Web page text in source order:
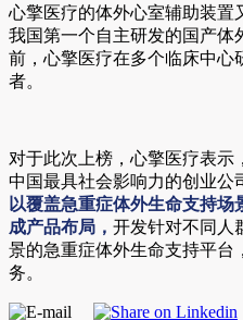
心擎医疗的体外心室辅助装置
我国第一个自主研发的国产体
前，心擎医疗在多个临床中心
者。
对于此次上榜，心擎医疗表示
中国最具社会影响力的创业公
以覆盖急重症体外生命支持
成产品布局， 开发针对不同人
景的急重症体外生命支持平台
务。